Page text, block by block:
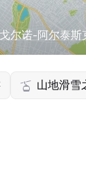
尔诺-阿尔泰斯
山地滑雪